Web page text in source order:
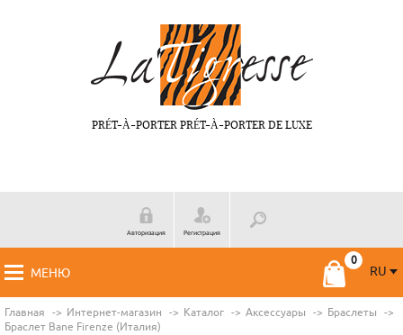
PRÉT-À-PORTER PRÉT-À-PORTER DE LUXE
Авторизация Регистрация
МЕНЮ
RU
Главная Интернет-магазин Каталог Аксессуары
Браслеты
Браслет Bane Firenze (Италия)